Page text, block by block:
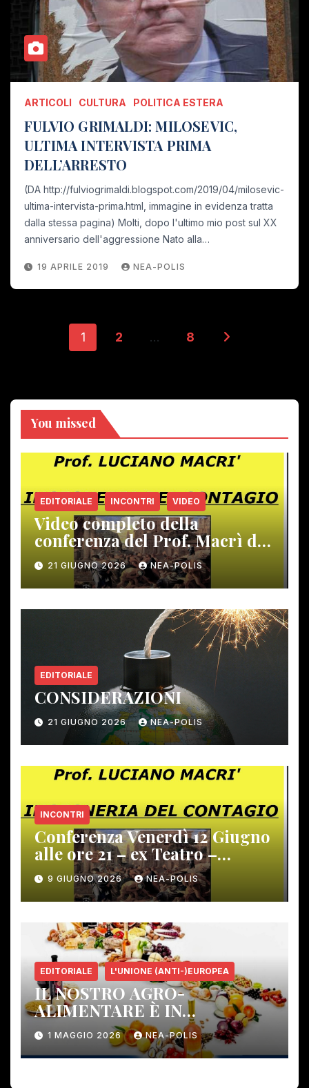
ARTICOLI CULTURA POLITICA ESTERA
FULVIO GRIMALDI: MILOSEVIC,
ULTIMA INTERVISTA PRIMA
DELL’ARRESTO
(DA http://fulviogrimaldi.blogspot.com/2019/04/milosevic-
ultima-intervista-prima.html, immagine in evidenza tratta
dalla stessa pagina) Molti, dopo l'ultimo mio post sul XX
anniversario dell'aggressione Nato alla…
19 APRILE 2019 NEA-POLIS
Paginazione
articoli
1 2 … 8
You missed
EDITORIALE INCONTRI VIDEO
Video completo della
conferenza del Prof. Macrì del
12 giugno scorso
21 GIUGNO 2026 NEA-POLIS
EDITORIALE
CONSIDERAZIONI
21 GIUGNO 2026 NEA-POLIS
INCONTRI
Conferenza Venerdì 12 Giugno
alle ore 21 – ex Teatro –
Gambassi Terme –
9 GIUGNO 2026 NEA-POLIS
EDITORIALE L'UNIONE (ANTI-)EUROPEA
IL NOSTRO AGRO-
ALIMENTARE È IN
PERICOLO!
1 MAGGIO 2026 NEA-POLIS